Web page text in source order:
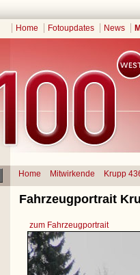
Home Fotoupdates News
Home Mitwirkende Krupp
Fahrzeugportrait
zum Fahrzeugportrait